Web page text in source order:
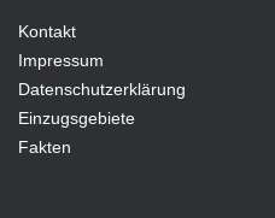
Kontakt
Impressum
Datenschutzerklärung
Einzugsgebiete
Fakten